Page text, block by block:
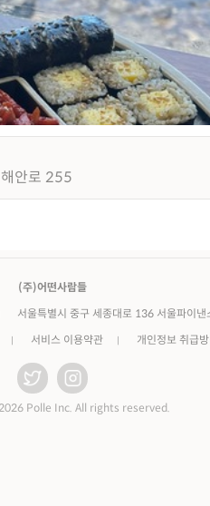
안로 255
(주)어떤사람들
서울특별시 중구 세종대로 136 서울파이낸
서비스 이용약관 개인정보 취급
Polle Inc. All rights reserved.